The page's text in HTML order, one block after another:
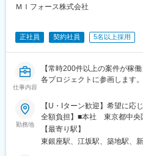
変更の範囲：会社の定める業務
◎3ヶ月研修＋OJTでゼロから
員など）が活躍中
▽約3ヶ月の研修（医療知識・
▽現場配属（4ヶ月目～）※マ
けながら実務習得
▽キャリア形成（MR経験者ス
へのキャリアアップ＆キャリ
ＭＩフォース株式会社
正社員 契約社員 5名以上採用
仕事内容
【常時200件以上の案件が稼
各プロジェクトに参画します。
勤務地
【U・Iターン歓迎】希望に応
全額負担】■本社 東京都中央
勤務エリア：（1）北海道：
手・山形・宮城・福島（3）関
【最寄り駅】
東銀座駅、江坂駅、築地駅、